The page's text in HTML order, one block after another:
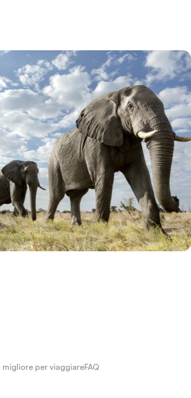
spettacolare nel Parco Nazionale di
migliore per viaggiareFAQ